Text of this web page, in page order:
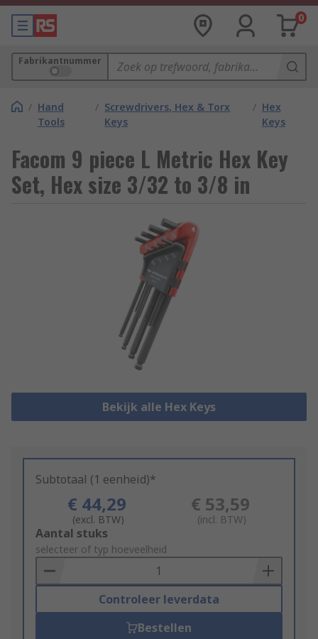
0
Fabrikantnummer
/ Hand
Tools
/ Screwdrivers, Hex & Torx
Keys
/ Hex
Keys
Facom 9 piece L Metric Hex Key
Set, Hex size 3/32 to 3/8 in
Bekijk alle Hex Keys
Subtotaal (1 eenheid)*
€ 44,29
(excl. BTW)
€ 53,59
(incl. BTW)
Add
to
Basket
Aantal stuks
selecteer of typ hoeveelheid
Controleer leverdata
Bestellen